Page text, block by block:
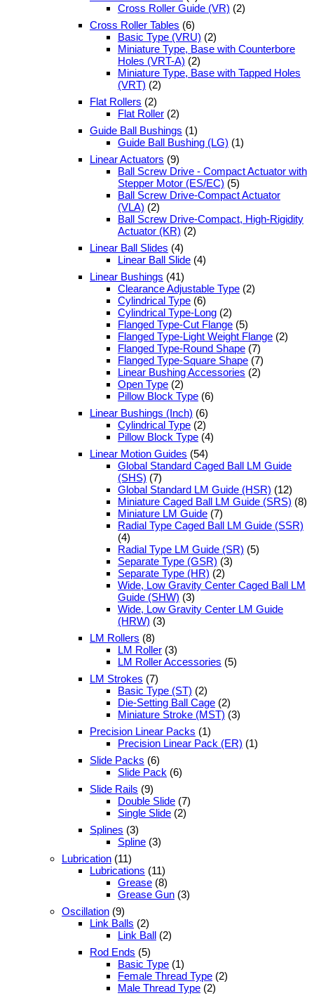
Cross Roller Guide (VR) (2)
Cross Roller Tables (6)
Basic Type (VRU) (2)
Miniature Type, Base with Counterbore
Holes (VRT-A) (2)
Miniature Type, Base with Tapped Holes
(VRT) (2)
Flat Rollers (2)
Flat Roller (2)
Guide Ball Bushings (1)
Guide Ball Bushing (LG) (1)
Linear Actuators (9)
Ball Screw Drive - Compact Actuator with
Stepper Motor (ES/EC) (5)
Ball Screw Drive-Compact Actuator
(VLA) (2)
Ball Screw Drive-Compact, High-Rigidity
Actuator (KR) (2)
Linear Ball Slides (4)
Linear Ball Slide (4)
Linear Bushings (41)
Clearance Adjustable Type (2)
Cylindrical Type (6)
Cylindrical Type-Long (2)
Flanged Type-Cut Flange (5)
Flanged Type-Light Weight Flange (2)
Flanged Type-Round Shape (7)
Flanged Type-Square Shape (7)
Linear Bushing Accessories (2)
Open Type (2)
Pillow Block Type (6)
Linear Bushings (Inch) (6)
Cylindrical Type (2)
Pillow Block Type (4)
Linear Motion Guides (54)
Global Standard Caged Ball LM Guide
(SHS) (7)
Global Standard LM Guide (HSR) (12)
Miniature Caged Ball LM Guide (SRS) (8)
Miniature LM Guide (7)
Radial Type Caged Ball LM Guide (SSR)
(4)
Radial Type LM Guide (SR) (5)
Separate Type (GSR) (3)
Separate Type (HR) (2)
Wide, Low Gravity Center Caged Ball LM
Guide (SHW) (3)
Wide, Low Gravity Center LM Guide
(HRW) (3)
LM Rollers (8)
LM Roller (3)
LM Roller Accessories (5)
LM Strokes (7)
Basic Type (ST) (2)
Die-Setting Ball Cage (2)
Miniature Stroke (MST) (3)
Precision Linear Packs (1)
Precision Linear Pack (ER) (1)
Slide Packs (6)
Slide Pack (6)
Slide Rails (9)
Double Slide (7)
Single Slide (2)
Splines (3)
Spline (3)
Lubrication (11)
Lubrications (11)
Grease (8)
Grease Gun (3)
Oscillation (9)
Link Balls (2)
Link Ball (2)
Rod Ends (5)
Basic Type (1)
Female Thread Type (2)
Male Thread Type (2)